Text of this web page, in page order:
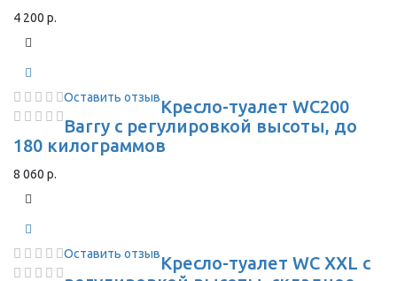
4 200 р.
Оставить отзывКресло-туалет WC200
Barry с регулировкой высоты, до
180 килограммов
8 060 р.
Оставить отзывКресло-туалет WC XXL с